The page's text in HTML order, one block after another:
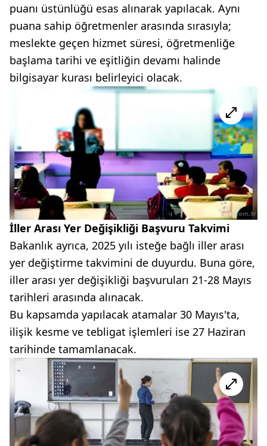
puanı üstünlüğü esas alınarak yapılacak. Aynı
puana sahip öğretmenler arasında sırasıyla;
meslekte geçen hizmet süresi, öğretmenliğe
başlama tarihi ve eşitliğin devamı halinde
bilgisayar kurası belirleyici olacak.
İller Arası Yer Değişikliği Başvuru Takvimi
Bakanlık ayrıca, 2025 yılı isteğe bağlı iller arası
yer değiştirme takvimini de duyurdu. Buna göre,
iller arası yer değişikliği başvuruları 21-28 Mayıs
tarihleri arasında alınacak.
Bu kapsamda yapılacak atamalar 30 Mayıs'ta,
ilişik kesme ve tebligat işlemleri ise 27 Haziran
tarihinde tamamlanacak.